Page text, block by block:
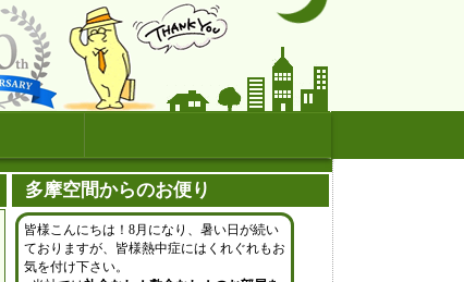
多摩空間からのお便り
皆様こんにちは！8月になり、暑い日が続い
ておりますが、皆様熱中症にはくれぐれもお
気を付け下さい。